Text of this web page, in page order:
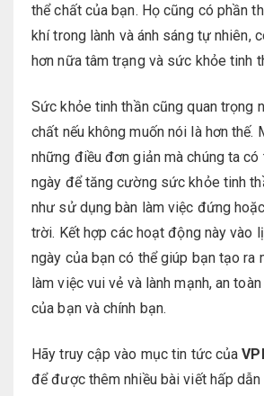
thể chất của bạn. Họ cũng có phần
khí trong lành và ánh sáng tự nhiên,
hơn nữa tâm trạng và sức khỏe tinh
Sức khỏe tinh thần cũng quan trọng
chất nếu không muốn nói là hơn thế.
những điều đơn giản mà chúng ta có
ngày để tăng cường sức khỏe tinh
như sử dụng bàn làm việc đứng
trời. Kết hợp các hoạt động này vào
ngày của bạn có thể giúp bạn tạo ra
làm việc vui vẻ và lành mạnh, an
của bạn và chính bạn.
Hãy truy cập vào mục tin tức của
để được thêm nhiều bài viết hấp